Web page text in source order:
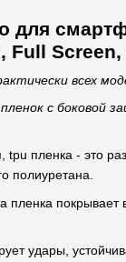
для
Full Screen,
всех
с боковой
tpu пленка - это
полиуретана.
пленка покрывает
удары,